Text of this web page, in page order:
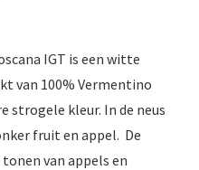
IGT is een witte
van 100% Vermentino
strogele kleur. In de neus
fruit en appel. De
van appels en